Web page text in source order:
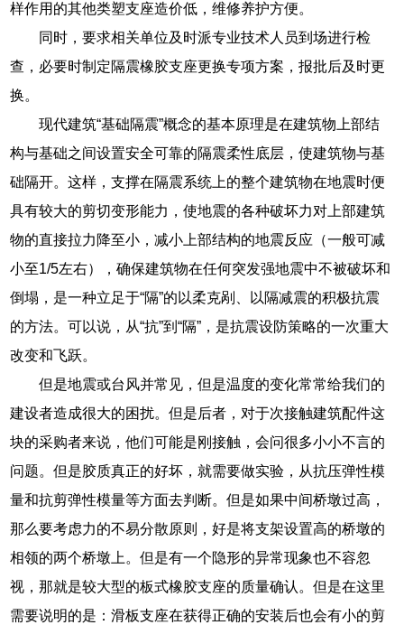
样作用的其他类塑支座造价低，维修养护方便。
同时，要求相关单位及时派专业技术人员到场进行检
查，必要时制定隔震橡胶支座更换专项方案，报批后及时更
换。
现代建筑“基础隔震”概念的基本原理是在建筑物上部结
构与基础之间设置安全可靠的隔震柔性底层，使建筑物与基
础隔开。这样，支撑在隔震系统上的整个建筑物在地震时便
具有较大的剪切变形能力，使地震的各种破坏力对上部建筑
物的直接拉力降至小，减小上部结构的地震反应（一般可减
小至1/5左右），确保建筑物在任何突发强地震中不被破坏和
倒塌，是一种立足于“隔”的以柔克剐、以隔减震的积极抗震
的方法。可以说，从“抗”到“隔”，是抗震设防策略的一次重大
改变和飞跃。
但是地震或台风并常见，但是温度的变化常常给我们的
建设者造成很大的困扰。但是后者，对于次接触建筑配件这
块的采购者来说，他们可能是刚接触，会问很多小小不言的
问题。但是胶质真正的好坏，就需要做实验，从抗压弹性模
量和抗剪弹性模量等方面去判断。但是如果中间桥墩过高，
那么要考虑力的不易分散原则，好是将支架设置高的桥墩的
相领的两个桥墩上。但是有一个隐形的异常现象也不容忽
视，那就是较大型的板式橡胶支座的质量确认。但是在这里
需要说明的是：滑板支座在获得正确的安装后也会有小的剪